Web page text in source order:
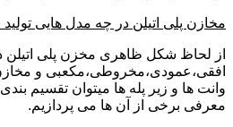
مخازن پلی اتیلن در چه مدل هایی
از لحاظ شکل ظاهری مخزن پلی اتیلن
افقی،عمودی،مخروطی،مکعبی و مخازن
وانت ها و زیر پله ها میتوان تقسیم
معرفی برخی از آن ها می پردازیم.